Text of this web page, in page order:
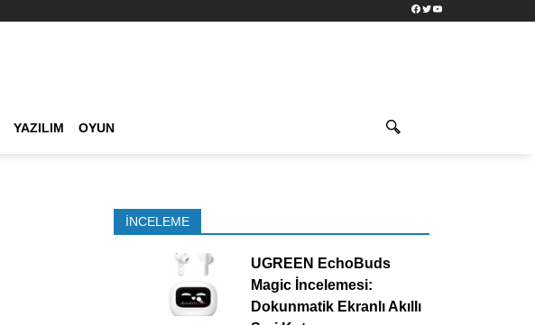
Facebook
TwitterYouTube
YAZILIM OYUN
İNCELEME
UGREEN EchoBuds
Magic İncelemesi:
Dokunmatik Ekranlı Akıllı